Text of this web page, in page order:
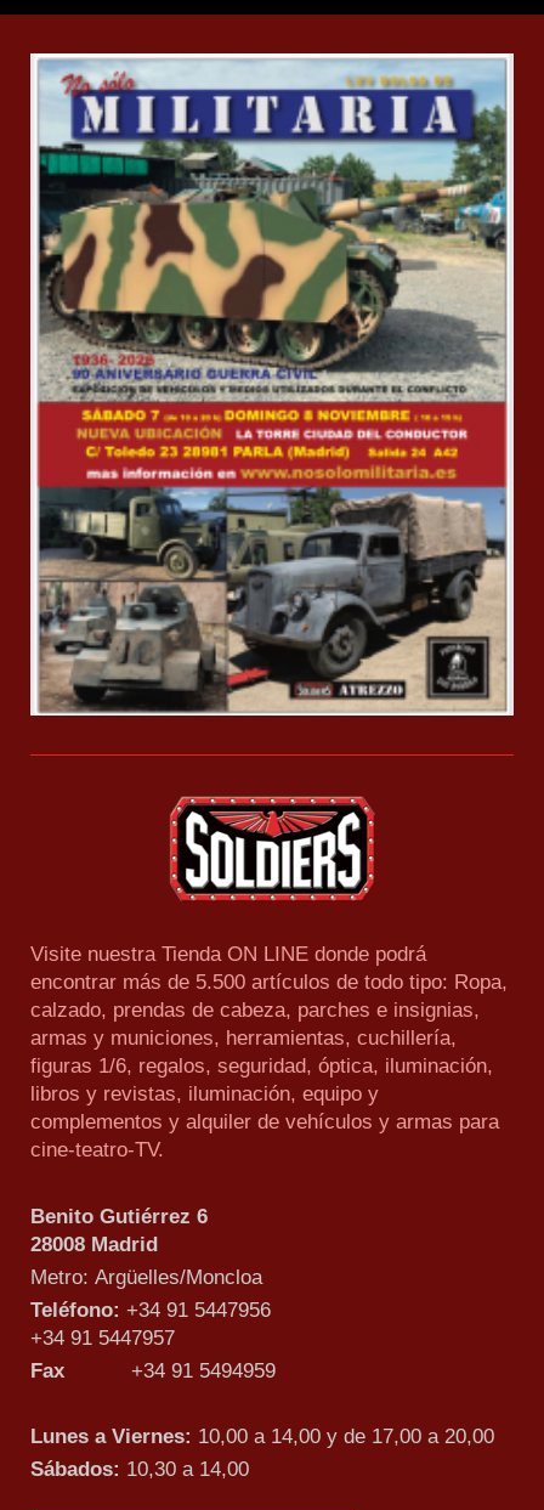
Visite nuestra Tienda ON LINE donde podrá
encontrar más de 5.500 artículos de todo tipo: Ropa,
calzado, prendas de cabeza, parches e insignias,
armas y municiones, herramientas, cuchillería,
figuras 1/6, regalos, seguridad, óptica, iluminación,
libros y revistas, iluminación, equipo y
complementos y alquiler de vehículos y armas para
cine-teatro-TV.
Benito Gutiérrez 6
28008 Madrid
Metro: Argüelles/Moncloa
Teléfono: +34 91 5447956
+34 91 5447957
Fax +34 91 5494959
Lunes a Viernes: 10,00 a 14,00 y de 17,00 a 20,00
Sábados: 10,30 a 14,00